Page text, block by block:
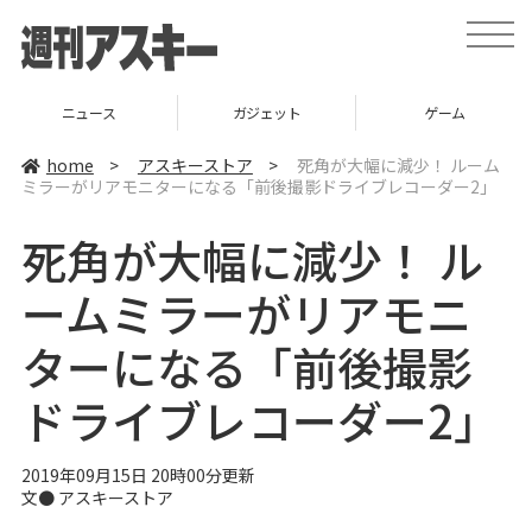
t
o
v
ニュース ガジェット ゲーム
home > アスキーストア >
死角が大幅に減少！ ルーム
ミラーがリアモニターになる「前後撮影ドライブレコーダー2」
死角が大幅に減少！ ル
ームミラーがリアモニ
ターになる「前後撮影
ドライブレコーダー2」
2019年09月15日 20時00分更新
文● アスキーストア